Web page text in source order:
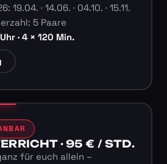
· 14.06. · 04.10. · 15.11.
5 Paare
· 4 × 120 Min.
· 95 € / STD.
für euch allein –